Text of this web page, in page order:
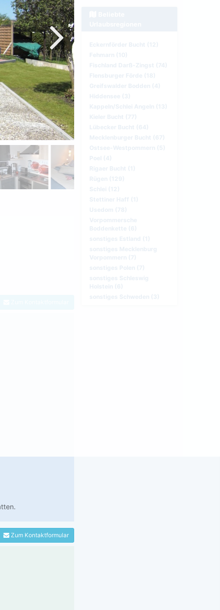
Zum Kontaktformular